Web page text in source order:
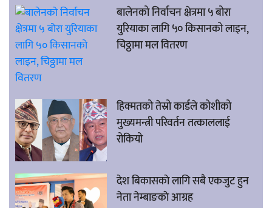
बालेनको निर्वाचन क्षेत्रमा ५ बोरा
युरियाका लागि ५० किसानको लाइन,
चिठ्ठामा मल वितरण
हिक्मतको तेस्रो कार्डले कोशीको
मुख्यमन्त्री परिवर्तन तत्काललाई
रोकियो
देश बिकासकाे लागि सबै एकजुट हुन
नेता नेम्बाङकाे आग्रह